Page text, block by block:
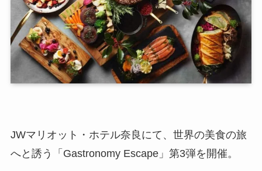
JWマリオット・ホテル奈良にて、世界の美食の旅
へと誘う「Gastronomy Escape」第3弾を開催。